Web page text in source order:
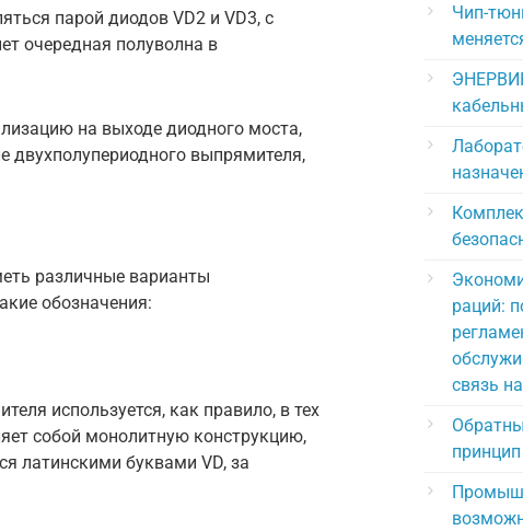
парой диодов VD2 и VD3, с
очередная полуволна в
на выходе диодного моста,
двухполупериодного выпрямителя,
различные варианты
обозначения:
используется, как правило, в тех
собой монолитную конструкцию,
латинскими буквами VD, за
Чип-
раций:
связь